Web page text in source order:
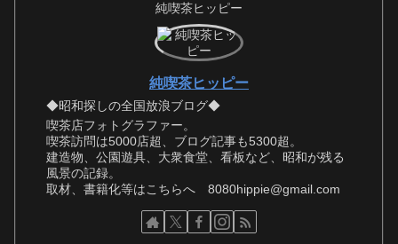
純喫茶ヒッピー
純喫茶ヒッピー
◆昭和探しの全国放浪ブログ◆
喫茶店フォトグラファー。
喫茶訪問は5000店超、ブログ記事も5300超。
建造物、公園遊具、大衆食堂、看板など、昭和が残る
風景の記録。
取材、書籍化等はこちらへ 8080hippie@gmail.com